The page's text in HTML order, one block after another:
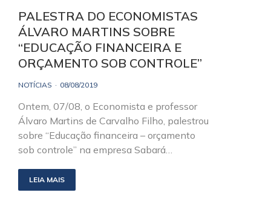
PALESTRA DO ECONOMISTAS
ÁLVARO MARTINS SOBRE
“EDUCAÇÃO FINANCEIRA E
ORÇAMENTO SOB CONTROLE”
NOTÍCIAS 08/08/2019
Ontem, 07/08, o Economista e professor
Álvaro Martins de Carvalho Filho, palestrou
sobre “Educação financeira – orçamento
sob controle” na empresa Sabará…
LEIA MAIS